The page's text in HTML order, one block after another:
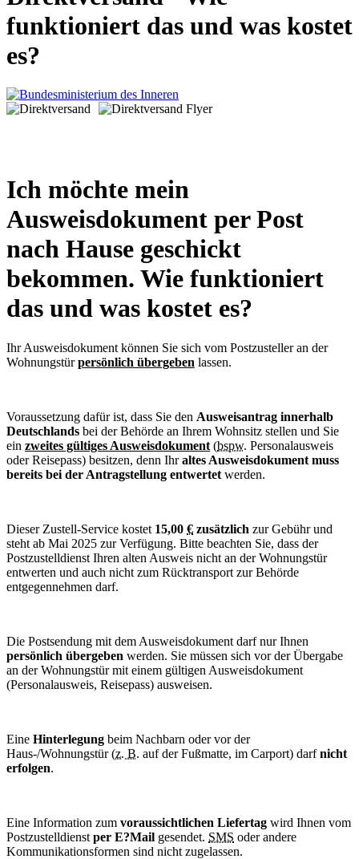
funktioniert das und was kostet
es?
Ich möchte mein
Ausweisdokument per Post
nach Hause geschickt
bekommen. Wie funktioniert
das und was kostet es?
Ihr Ausweisdokument können Sie sich vom Postzusteller an der
Wohnungstürpersönlich übergeben lassen.
Voraussetzung dafür ist, dass Sie den Ausweisantrag innerhalb
Deutschlands bei der Behörde an Ihrem Wohnsitz stellen und Sie
ein zweites gültiges Ausweisdokument (bspw. Personalausweis
oder Reisepass) besitzen, denn Ihraltes Ausweisdokument muss
bereits bei der Antragstellung entwertet werden.
Dieser Zustell-Service kostet 15,00 € zusätzlich zur Gebühr und
steht ab Mai 2025 zur Verfügung. Bitte beachten Sie, dass der
Postzustelldienst Ihren alten Ausweis nicht an der Wohnungstür
entwerten und auch nicht zum Rücktransport zur Behörde
entgegennehmen darf.
Die Postsendung mit dem Ausweisdokument darf nur Ihnen
persönlich übergeben werden. Sie müssen sich vor der Übergabe
an der Wohnungstür mit einem gültigen Ausweisdokument
(Personalausweis, Reisepass) ausweisen.
Eine Hinterlegung beim Nachbarn oder vor der
Haus-/Wohnungstür (z. B. auf der Fußmatte, im Carport) darfnicht
erfolgen.
Eine Information zum voraussichtlichen Liefertag wird Ihnen vom
Postzustelldienst per E?Mail gesendet. SMS oder andere
Kommunikationsformen sind nicht zugelassen.